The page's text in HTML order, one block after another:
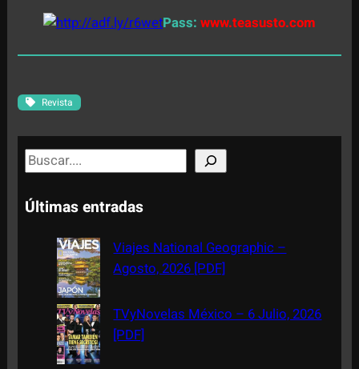
Pass: www.teasusto.com
Revista
S
e
a
Últimas entradas
Viajes National Geographic –
Agosto, 2026 [PDF]
TVyNovelas México – 6 Julio, 2026
[PDF]